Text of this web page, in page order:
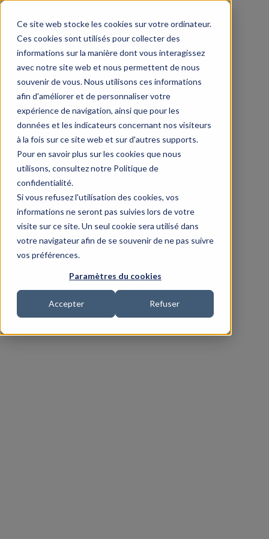
Ce site web stocke les cookies sur votre ordinateur.
Ces cookies sont utilisés pour collecter des
informations sur la manière dont vous interagissez
avec notre site web et nous permettent de nous
souvenir de vous. Nous utilisons ces informations
afin d'améliorer et de personnaliser votre
expérience de navigation, ainsi que pour les
données et les indicateurs concernant nos visiteurs
à la fois sur ce site web et sur d'autres supports.
Pour en savoir plus sur les cookies que nous
utilisons, consultez notre Politique de
confidentialité.
Si vous refusez l'utilisation des cookies, vos
informations ne seront pas suivies lors de votre
visite sur ce site. Un seul cookie sera utilisé dans
votre navigateur afin de se souvenir de ne pas suivre
vos préférences.
Paramètres du cookies
Accepter Refuser